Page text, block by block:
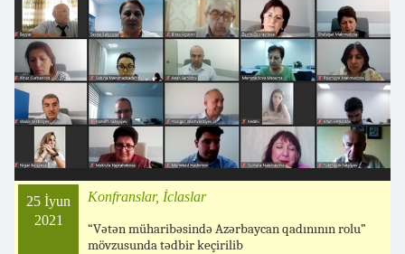
25 İyun
2021
Konfranslar, İclaslar
“Vətən müharibəsində Azərbaycan qadınının rolu”
mövzusunda tədbir keçirilib